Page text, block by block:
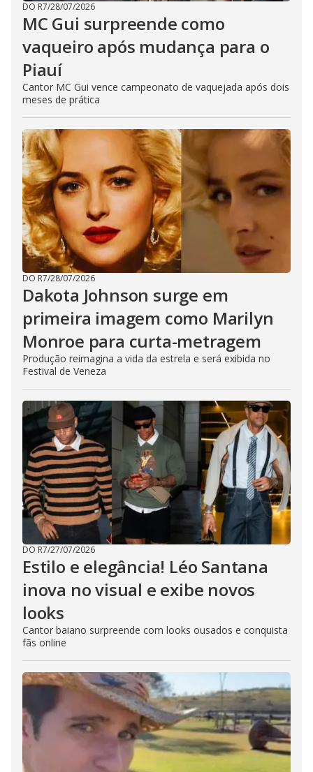
DO R7/28/07/2026
MC Gui surpreende como
vaqueiro após mudança para o
Piauí
Cantor MC Gui vence campeonato de vaquejada após dois
meses de prática
DO R7/28/07/2026
Dakota Johnson surge em
primeira imagem como Marilyn
Monroe para curta-metragem
Produção reimagina a vida da estrela e será exibida no
Festival de Veneza
DO R7/27/07/2026
Estilo e elegância! Léo Santana
inova no visual e exibe novos
looks
Cantor baiano surpreende com looks ousados e conquista
fãs online